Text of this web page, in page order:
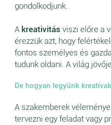
gondolkodjunk.
A kreativitás viszi előre a
érezzük azt, hogy
fontos személyes és
tudunk oldani. A világ
De hogyan legyünk
A szakemberek
tervezni egy feladat vagy